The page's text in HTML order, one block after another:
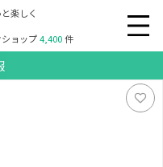
楽しく
ショップ4,400件